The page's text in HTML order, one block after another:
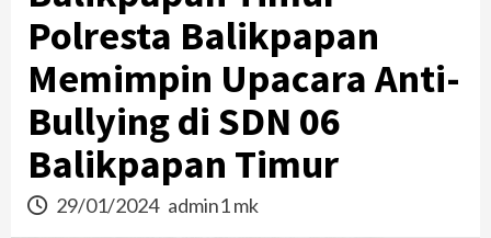
Polresta Balikpapan
Memimpin Upacara Anti-
Bullying di SDN 06
Balikpapan Timur
29/01/2024 admin1 mk